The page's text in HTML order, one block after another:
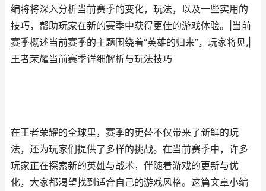
编将将深入分析当前赛季的变化，玩法，以及一些实用的
技巧，帮助玩家在新的赛季中获得更佳的游戏体验。|当前
赛季概述当前赛季的主题围绕着“英雄的归来”，玩家将见,|
王者荣耀当前赛季详细解析与玩法技巧
在王者荣耀的全球里，赛季的更替不仅带来了新鲜的玩
法，还为玩家们提供了多样的挑战。在当前赛季中，许多
玩家正在探索新的英雄与战术，伴随着游戏的更新与优
化，大家都渴望找到适合自己的游戏风格。这篇文章小编